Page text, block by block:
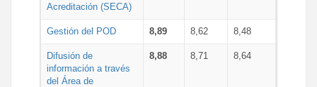
Acreditación (SECA)
Gestión del POD 8,89 8,62 8,48
Difusión de
información a través
del Área de
8,88 8,71 8,64